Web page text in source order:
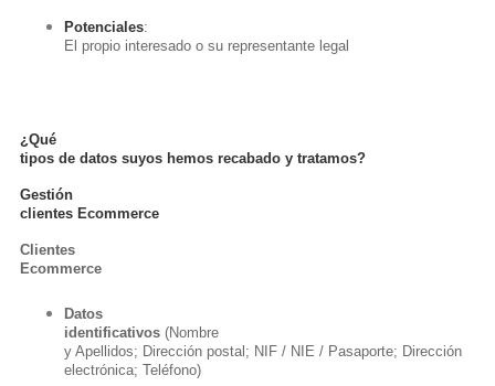
Potenciales:
El propio interesado o su representante legal
¿Qué
tipos de datos suyos hemos recabado y tratamos?
Gestión
clientes Ecommerce
Clientes
Ecommerce
Datos
identificativos (Nombre
y Apellidos; Dirección postal; NIF / NIE / Pasaporte; Dirección
electrónica; Teléfono)